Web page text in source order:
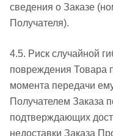
сведения о Заказе
Получателя).
4.5. Риск случайной
повреждения Товара
момента передачи
Получателем Заказа
подтверждающих
недоставки Заказа